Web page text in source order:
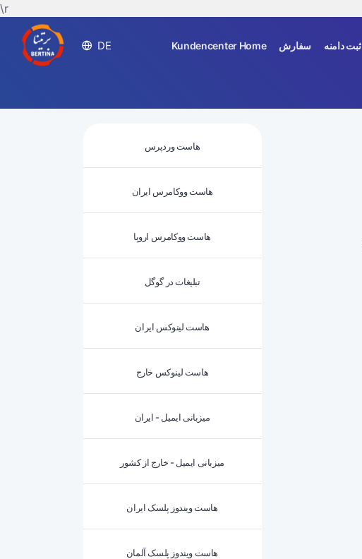
\r
DE Kundencenter Home سفارش ثبت دامنه
هاست وردپرس
هاست ووکامرس ایران
هاست ووکامرس اروپا
تبلیغات در گوگل
هاست لینوکس ایران
هاست لینوکس خارج
میزبانی ایمیل - ایران
میزبانی ایمیل - خارج از کشور
هاست ویندوز پلسک ایران
هاست ویندوز پلسک آلمان